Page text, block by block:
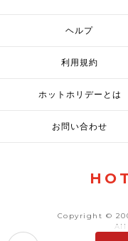
ヘルプ
利用規約
ホットホリデーとは
お問い合わせ
HOT
Copyright ©
All